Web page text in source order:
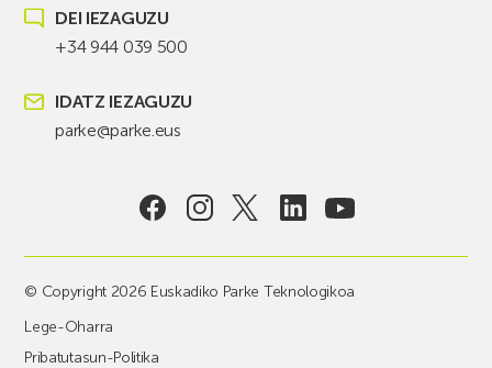
DEI IEZAGUZU
+34 944 039 500
IDATZ IEZAGUZU
parke@parke.eus
© Copyright 2026 Euskadiko Parke Teknologikoa
Lege-Oharra
Pribatutasun-Politika